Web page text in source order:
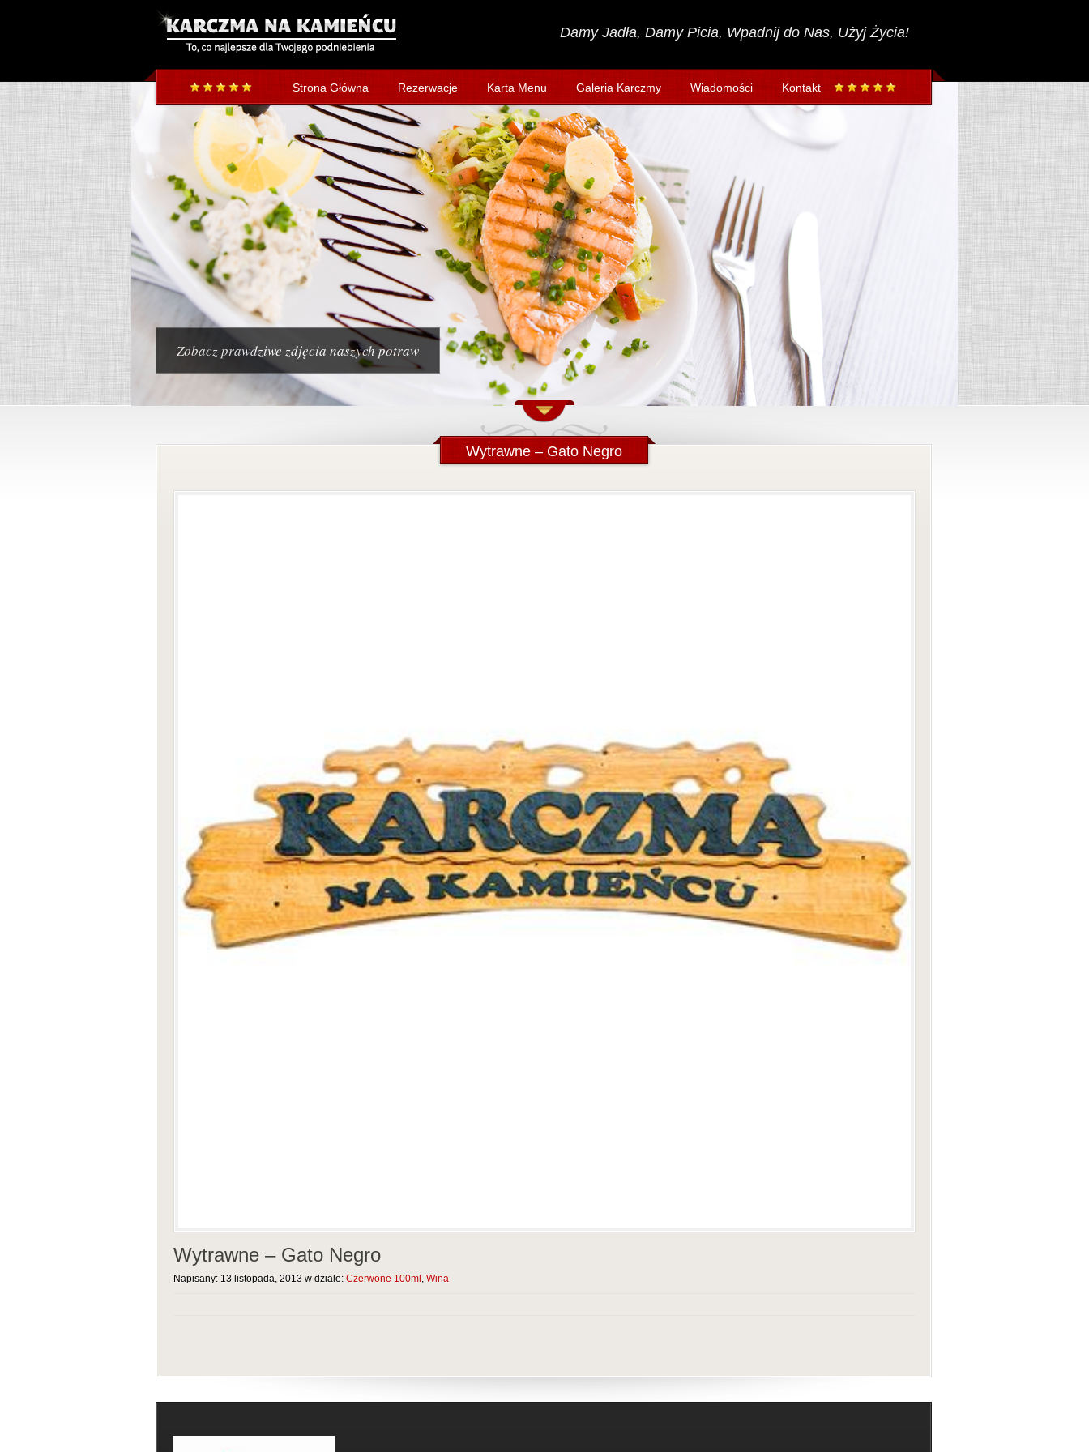
Strona Główna Rezerwacje Karta Menu Galeria Karczmy Wiadomości Kontakt
Damy Jadła, Damy Picia, Wpadnij do Nas, Użyj Życia!
Zobacz prawdziwe zdjęcia naszych potraw
Wytrawne – Gato Negro
Wytrawne – Gato Negro
Napisany: 13 listopada, 2013 w dziale: Czerwone 100ml , Wina